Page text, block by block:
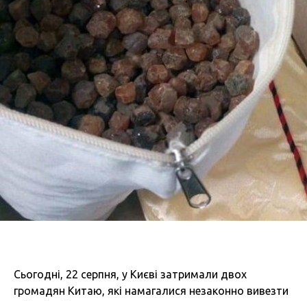
Сьогодні, 22 серпня, у Києві затримали двох
громадян Китаю, які намагалися незаконно вивезти